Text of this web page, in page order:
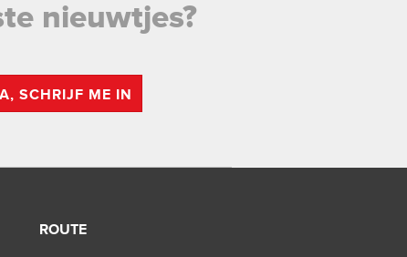
nieuwtjes?
SCHRIJF ME IN
ROUTE